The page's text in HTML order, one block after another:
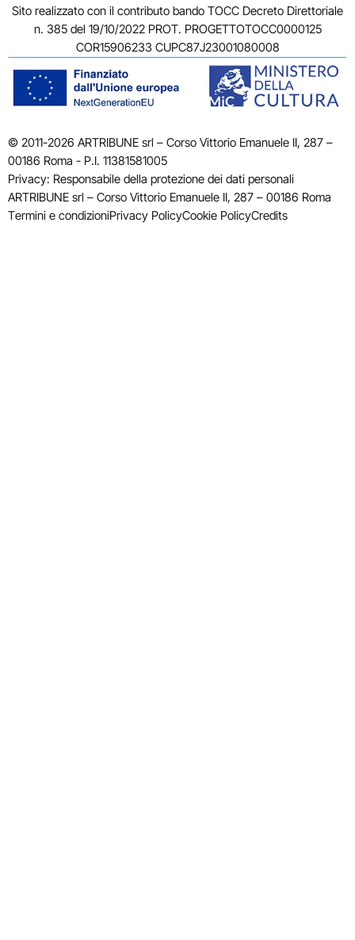
Sito realizzato con il contributo bando TOCC Decreto Direttoriale
n. 385 del 19/10/2022 PROT. PROGETTOTOCC0000125
COR15906233 CUPC87J23001080008
© 2011-2026 ARTRIBUNE srl – Corso Vittorio Emanuele II, 287 –
00186 Roma - P.I. 11381581005
Privacy: Responsabile della protezione dei dati personali
ARTRIBUNE srl – Corso Vittorio Emanuele II, 287 – 00186 Roma
Termini e condizioniPrivacy PolicyCookie PolicyCredits